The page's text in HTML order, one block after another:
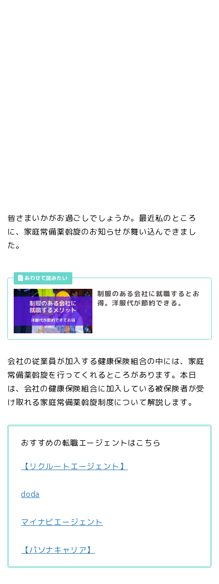
皆さまいかがお過ごしでしょうか。最近私のところ
に、家庭常備薬斡旋のお知らせが舞い込んできまし
た。
制服のある会社に就職するとお
得。洋服代が節約できる。
会社の従業員が加入する健康保険組合の中には、家庭
常備薬斡旋を行ってくれるところがあります。本日
は、会社の健康保険組合に加入している被保険者が受
け取れる家庭常備薬斡旋制度について解説します。
おすすめの転職エージェントはこちら
【リクルートエージェント】
doda
マイナビエージェント
【パソナキャリア】